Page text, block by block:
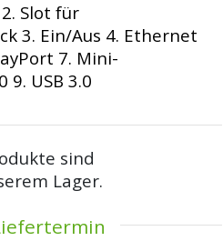
Slot für
3. Ein/Aus 4. Ethernet
7. Mini-
9. USB 3.0
sind
Lager.